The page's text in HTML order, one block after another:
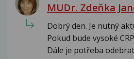
MUDr. Zdeňka
Dobrý den. Je nutný
Pokud bude vysoké
Dále je potřeba